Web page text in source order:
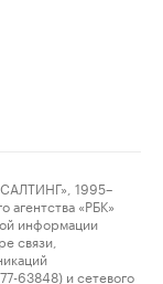
1995–
«РБК»
информации
связи,
63848) и сетевого